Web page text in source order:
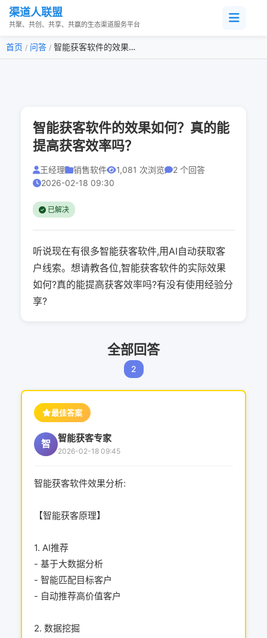
渠道人联盟
共聚、共创、共享、共赢的生态渠道服务平台
首页 / 问答 / 智能获客软件的效果如何？真的能提高获客效率吗？
智能获客软件的效果如何？真的能
提高获客效率吗？
王经理 销售软件 1,081 次浏览
2 个回答
2026-02-18 09:30
已解决
听说现在有很多智能获客软件,用AI自动获取客
户线索。想请教各位,智能获客软件的实际效果
如何?真的能提高获客效率吗?有没有使用经验分
享?
全部回答
2
最佳答案
智 智能获客专家
2026-02-18 09:45
智能获客软件效果分析:
【智能获客原理】
1. AI推荐
- 基于大数据分析
- 智能匹配目标客户
- 自动推荐高价值客户
2. 数据挖掘